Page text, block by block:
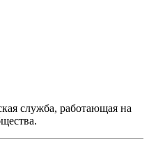
служба, работающая на